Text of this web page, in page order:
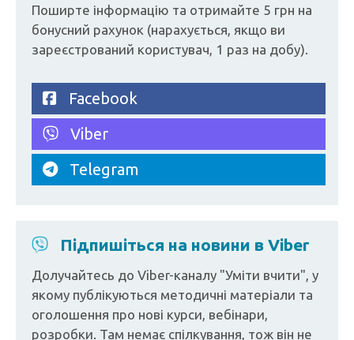
Поширте інформацію та отримайте 5 грн на
бонусний рахунок (нарахується, якщо ви
зареєстрований користувач, 1 раз на добу).
Facebook
Viber
Telegram
Підпишіться на новини в Viber
Долучайтесь до Viber-каналу "Уміти вчити", у
якому публікуються методичні матеріали та
оголошення про нові курси, вебінари,
розробки. Там немає спілкування, тож він не